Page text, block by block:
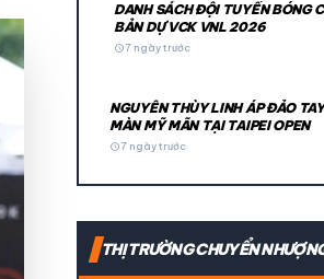
DANH SÁCH ĐỘI TUYỂN BÓNG
BẢN DỰ VCK VNL 2026
schedule7 ngày trước
NGUYỄN THÙY LINH ÁP ĐẢO
MÀN MỸ MÃN TẠI TAIPEI OPEN
schedule7 ngày trước
THỊ TRƯỜNG CHUYỂN